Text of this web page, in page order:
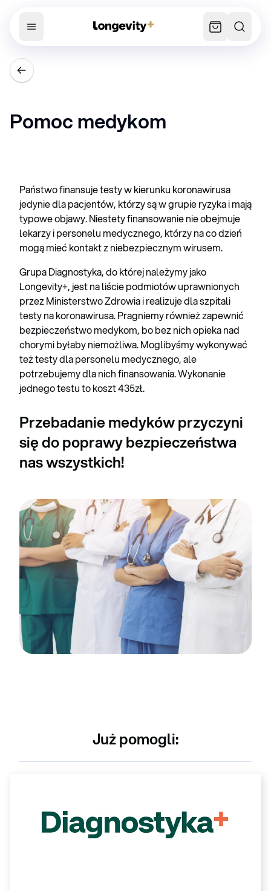
Pomoc medykom
Państwo finansuje testy w kierunku koronawirusa
jedynie dla pacjentów, którzy są w grupie ryzyka i mają
typowe objawy. Niestety finansowanie nie obejmuje
lekarzy i personelu medycznego, którzy na co dzień
mogą mieć kontakt z niebezpiecznym wirusem.
Grupa Diagnostyka, do której należymy jako
Longevity+, jest na liście podmiotów uprawnionych
przez Ministerstwo Zdrowia i realizuje dla szpitali
testy na koronawirusa. Pragniemy również zapewnić
bezpieczeństwo medykom, bo bez nich opieka nad
chorymi byłaby niemożliwa. Moglibyśmy wykonywać
też testy dla personelu medycznego, ale
potrzebujemy dla nich finansowania. Wykonanie
jednego testu to koszt 435zł.
Przebadanie medyków przyczyni
się do poprawy bezpieczeństwa
nas wszystkich!
Już pomogli: